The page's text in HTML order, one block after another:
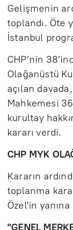
Gelişmenin
toplandı. Öte
İstanbul
CHP’nin
Olağanüstü
açılan
Mahkemesi
kurultay
kararı verdi.
CHP MYK
Kararın
toplanma
Özel'in yanına
"GENEL